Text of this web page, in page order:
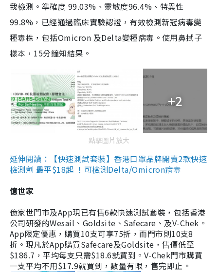
我檢測。準確度 99.03%、靈敏度96.4%、特異性
99.8%，已經通過臨床實驗認證，有效檢測新冠病毒變
種毒株，包括Omicron 及Delta變種病毒。使用鼻拭子
樣本，15分鐘知結果。
+2
點擊圖片放大
延伸閱讀：【快速測試套裝】香港口罩品牌開賣2款快速
檢測劑 最平$18起 ！可檢測Delta/Omicron病毒
億世家
億家世門市及App現已有售6款快速測試套裝，包括香港
公司研發的Wesail、Goldsite、Safecare、及V-Chek。
App限定優惠，購買10支可享75折，而門市則10支8
折。現凡於App購買Safecare及Goldsite，售價低至
$186.7，平均每支只需$18.6就買到。V-Chek門市購買
一支平均不用$17.9就買到，數量有限，售完即止。